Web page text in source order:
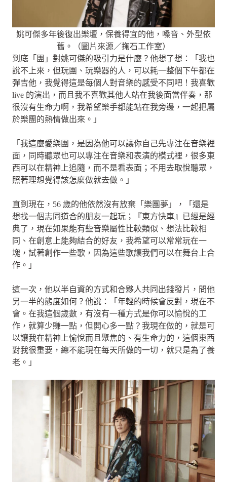
姚可傑多年後復出樂壇，保養得宜的他，嗓音、外型依
舊。（圖片來源／掬石工作室）
到底「團」對姚可傑的吸引力是什麼？他想了想：「我也
說不上來，但玩團、玩樂器的人，可以耗一整個下午都在
彈吉他，我覺得這是每個人對音樂的感受不同吧！我喜歡
live 的演出，而且我不喜歡其他人站在我後面當伴奏，那
很沒有生命力啊，我希望樂手都能站在我旁邊，一起把屬
於樂團的熱情做出來。」
「我這麼愛樂團，是因為他可以讓你自己先專注在音樂裡
面，同時聽眾也可以專注在音樂和表演的模式裡，很多東
西可以在精神上追隨，而不是看表面；不用去取悅聽眾，
照著理想覺得該怎麼做就去做。」
直到現在，56 歲的他依然沒有放棄「樂團夢」，「還是
想找一個志同道合的朋友一起玩；『東方快車』已經是經
典了，現在如果能有些音樂屬性比較類似、想法比較相
同、在創意上能夠結合的好友，我希望可以常常玩在一
塊，試著創作一些歌，因為這些歌讓我們可以在舞台上合
作。」
這一次，他以半自資的方式和合夥人共同出錢發片，問他
另一半的態度如何？他說：「年輕的時候會反對，現在不
會。在我這個歲數，有沒有一種方式是你可以愉悅的工
作，就算少賺一點，但開心多一點？我現在做的，就是可
以讓我在精神上愉悅而且聚焦的、有生命力的，這個東西
對我很重要，總不能現在每天所做的一切，就只是為了養
老。」